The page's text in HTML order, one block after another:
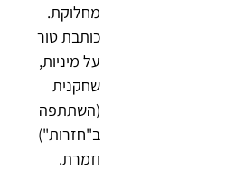
מחלוקת.
כותבת טור
על מיניות,
שחקנית
(השתתפה
ב"חזרות")
וזמרת.